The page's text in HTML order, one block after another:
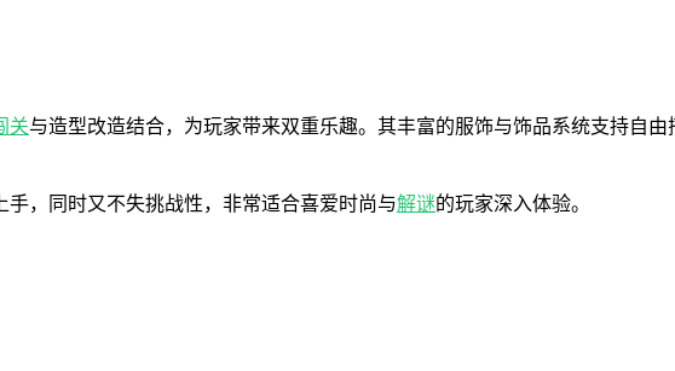
关与造型改造结合，为玩家带来双重乐趣。其丰富的服饰与饰品系统支持自由
，同时又不失挑战性，非常适合喜爱时尚与解谜的玩家深入体验。